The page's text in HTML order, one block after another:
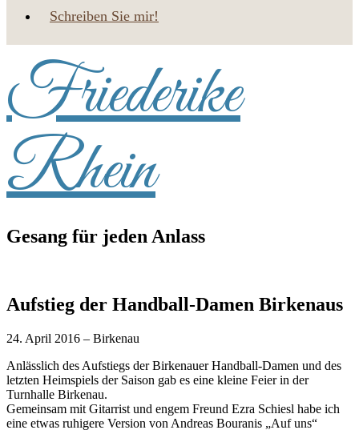
Schreiben Sie mir!
Friederike
Rhein
Gesang für jeden Anlass
Aufstieg der Handball-Damen Birkenaus
24. April 2016 – Birkenau
Anlässlich des Aufstiegs der Birkenauer Handball-Damen und des
letzten Heimspiels der Saison gab es eine kleine Feier in der
Turnhalle Birkenau.
Gemeinsam mit Gitarrist und engem Freund Ezra Schiesl habe ich
eine etwas ruhigere Version von Andreas Bouranis „Auf uns“